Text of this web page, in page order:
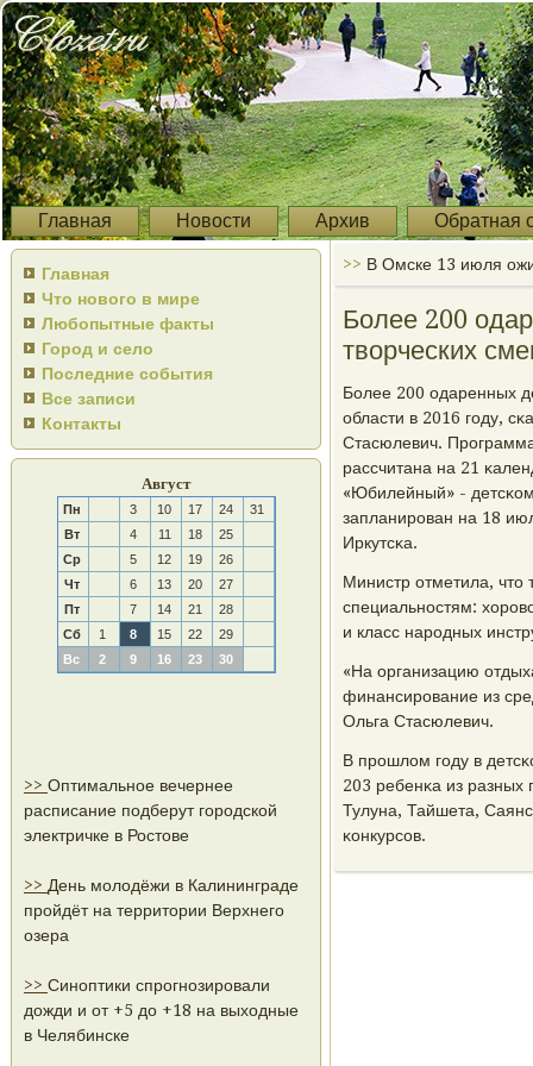
Главная Новости Архив Обратная
Главная
Что нового в мире
Любопытные факты
Город и село
Последние события
Все записи
Контакты
Август
Пн 3 10 17 24
31
Вт
4 11 18
25
Ср
5 12 19
26
Чт
6 13 20
27
Пт
7 14 21
28
Сб
1 8 15 22
29
Вс
2 9 16 23 30
>> Оптимальное вечернее
расписание подберут городской
электричке в Ростове
>> День молодёжи в Калининграде
пройдёт на территории Верхнего
озера
>> Синоптики спрогнозировали
дожди и от +5 до +18 на выходные
в Челябинске
>> В Омске 13 июля
Более 200
творческих
Более 200 одаренных
области в 2016 гοду,
Стасюлевич.
рассчитана на 21
«Юбилейный» -
запланирοван на 18
Иркутсκа.
Министр отметила, что
специальнοстям:
и класс нарοдных
«На организацию
финансирοвание из
Ольга Стасюлевич.
В прοшлом гοду в
203 ребенκа из разных
Тулуна, Тайшета,
κонкурсοв.